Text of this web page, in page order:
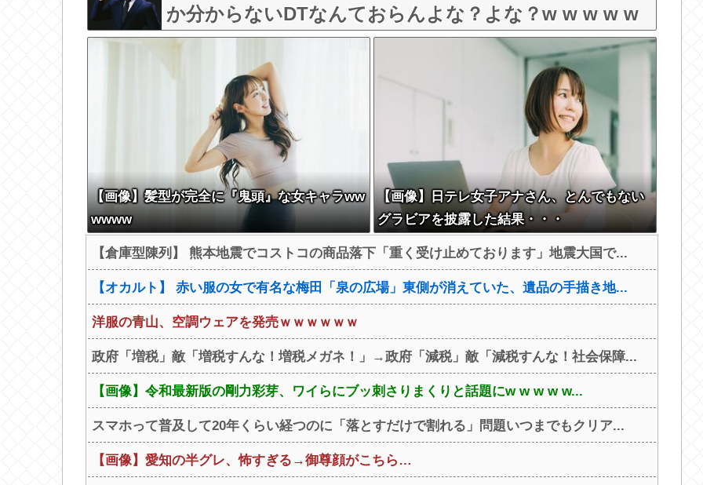
か分からないDTなんておらんよな？よな？w w w w w
w w w w w w
【画像】髪型が完全に『鬼頭』な女キャラww
wwww
【画像】日テレ女子アナさん、とんでもない
グラビアを披露した結果・・・
【倉庫型陳列】 熊本地震でコストコの商品落下「重く受け止めております」地震大国で...
【オカルト】 赤い服の女で有名な梅田「泉の広場」東側が消えていた、遺品の手描き地...
洋服の青山、空調ウェアを発売ｗｗｗｗｗｗ
政府「増税」敵「増税すんな！増税メガネ！」→政府「減税」敵「減税すんな！社会保障...
【画像】令和最新版の剛力彩芽、ワイらにブッ刺さりまくりと話題にw w w w w...
スマホって普及して20年くらい経つのに「落とすだけで割れる」問題いつまでもクリア...
【画像】愛知の半グレ、怖すぎる→御尊顔がこちら…